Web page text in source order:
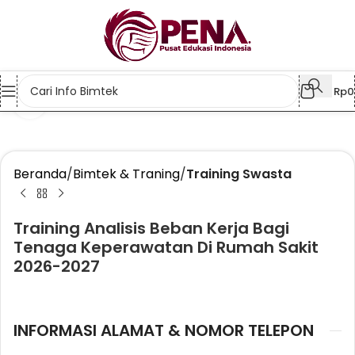
Rp0
Beranda Bimtek & Traning Training Swasta
Training Analisis Beban Kerja Bagi
Tenaga Keperawatan Di Rumah Sakit
2026-2027
INFORMASI ALAMAT & NOMOR TELEPON